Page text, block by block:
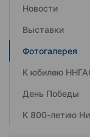
Новости
Выставки
Фотогалерея
К юбилею
День Победы
К 800-летию